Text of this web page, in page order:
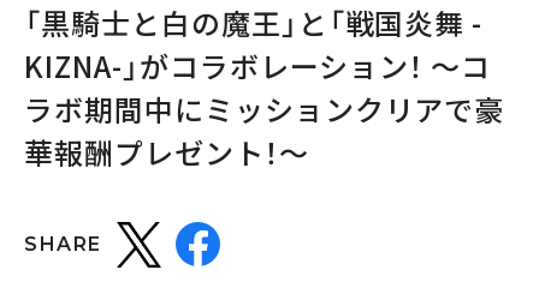
「黒騎士と白の魔王」と「戦国炎舞 -
KIZNA-」がコラボレーション！ ～コ
ラボ期間中にミッションクリアで豪
華報酬プレゼント！～
SHARE